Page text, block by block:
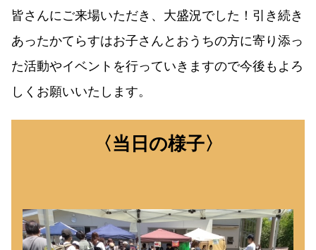
皆さんにご来場いただき、大盛況でした！引き続き
あったかてらすはお子さんとおうちの方に寄り添っ
た活動やイベントを行っていきますので今後もよろ
しくお願いいたします。
〈当日の様子〉